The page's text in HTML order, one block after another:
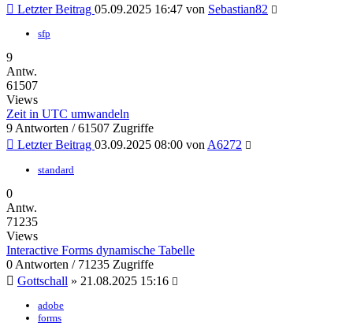
Letzter Beitrag 05.09.2025 16:47 von Sebastian82
sfp
9
Antw.
61507
Views
Zeit in UTC umwandeln
9 Antworten / 61507 Zugriffe
Letzter Beitrag 03.09.2025 08:00 von A6272
standard
0
Antw.
71235
Views
Interactive Forms dynamische Tabelle
0 Antworten / 71235 Zugriffe
Gottschall » 21.08.2025 15:16
adobe
forms